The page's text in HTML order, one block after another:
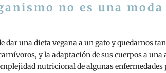
no es una moda
dar una dieta vegana a un gato y quedarnos
y la adaptación de sus cuerpos a
nutricional de algunas enfermedades